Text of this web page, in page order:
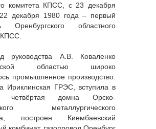
комитета КПСС, с 23 декабря
декабря 1980 года – первый
Оренбургского областного
руководства А.В. Коваленко
областью широко
промышленное производство:
Ириклинская ГРЭС, вступила в
четвёртая домна Орско-
металлургического
построен Киембаевский